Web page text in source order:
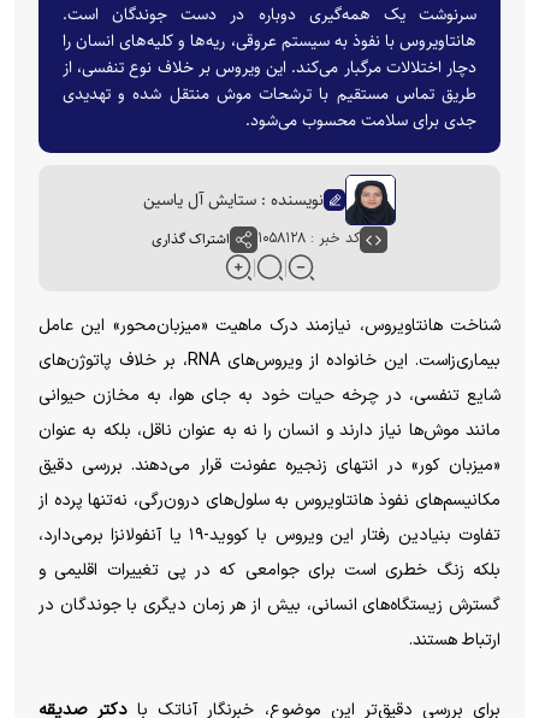
سرنوشت یک همه‌گیری دوباره در دست جوندگان است.
هانتاویروس با نفوذ به سیستم عروقی، ریه‌ها و کلیه‌های انسان را
دچار اختلالات مرگبار می‌کند. این ویروس بر خلاف نوع تنفسی، از
طریق تماس مستقیم با ترشحات موش منتقل شده و تهدیدی
جدی برای سلامت محسوب می‌شود.
نویسنده : ستایش آل یاسین
کد خبر : ۱۰۵۸۱۲۸ اشتراک گذاری
شناخت هانتاویروس، نیازمند درک ماهیت «میزبان‌محور» این عامل
بیماری‌زاست. این خانواده از ویروس‌های RNA، بر خلاف پاتوژن‌های
شایع تنفسی، در چرخه حیات خود به جای هوا، به مخازن حیوانی
مانند موش‌ها نیاز دارند و انسان را نه به عنوان ناقل، بلکه به عنوان
«میزبان کور» در انتهای زنجیره عفونت قرار می‌دهند. بررسی دقیق
مکانیسم‌های نفوذ هانتاویروس به سلول‌های درون‌رگی، نه‌تنها پرده از
تفاوت بنیادین رفتار این ویروس با کووید-۱۹ یا آنفولانزا برمی‌دارد،
بلکه زنگ خطری است برای جوامعی که در پی تغییرات اقلیمی و
گسترش زیستگاه‌های انسانی، بیش از هر زمان دیگری با جوندگان در
ارتباط هستند.
برای بررسی دقیق‌تر این موضوع، خبرنگار آناتک با دکتر صدیقه